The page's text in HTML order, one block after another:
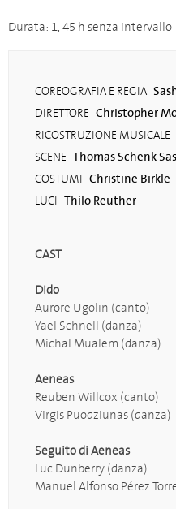
Durata: 1, 45 h senza intervallo
COREOGRAFIA E REGIA
DIRETTORE Christopher
RICOSTRUZIONE MUSICALE
SCENE Thomas Schenk
COSTUMI Christine Birkle
LUCI Thilo Reuther
CAST
Dido
Aurore Ugolin (canto)
Yael Schnell (danza)
Michal Mualem (danza)
Aeneas
Reuben Willcox (canto)
Virgis Puodziunas (danza)
Seguito di Aeneas
Luc Dunberry (danza)
Manuel Alfonso Pérez